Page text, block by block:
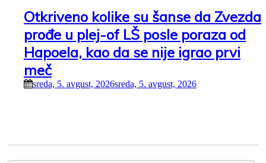
Otkriveno kolike su šanse da Zvezda
prođe u plej-of LŠ posle poraza od
Hapoela, kao da se nije igrao prvi
meč
sreda, 5. avgust, 2026sreda, 5. avgust, 2026